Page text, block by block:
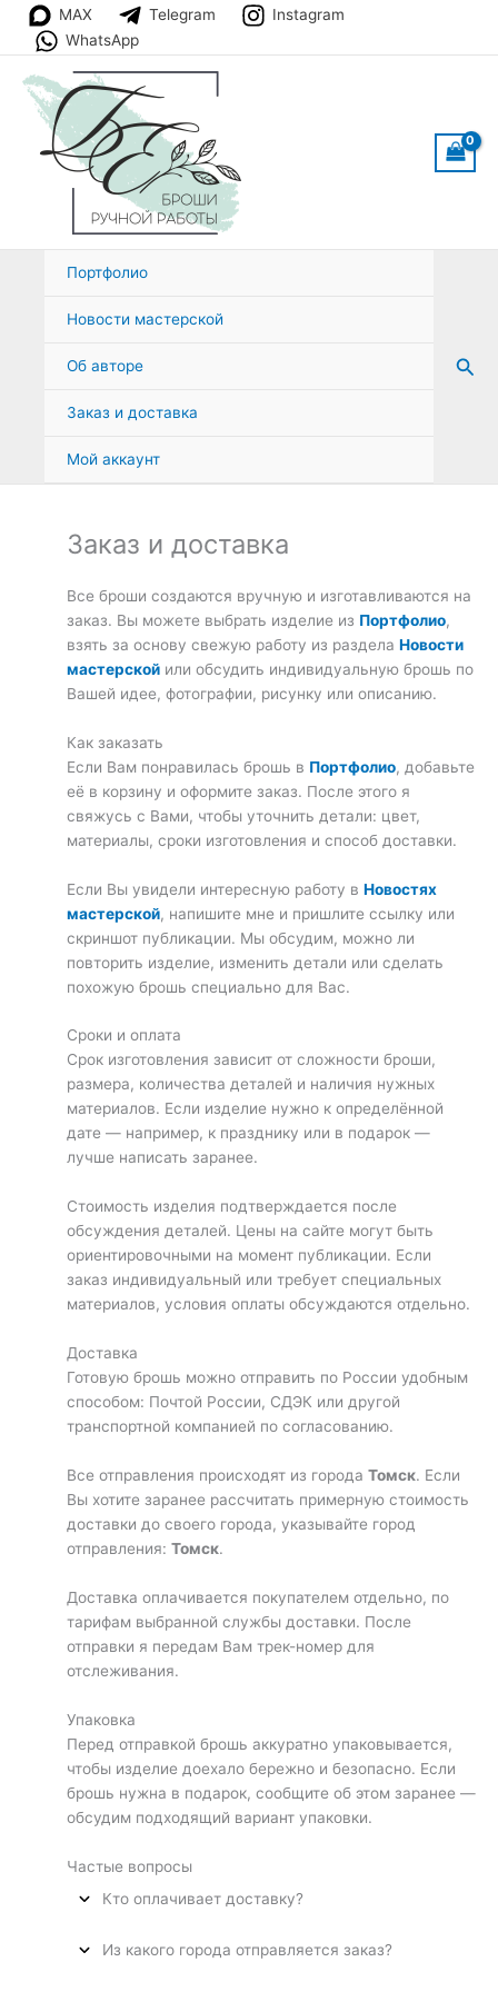
Перейти
содержимому
MAX Telegram
Instagram
WhatsApp
Портфолио
Новости мастерской
Об авторе
Заказ и доставка
Мой аккаунт
Заказ и доставка
Все броши создаются вручную и изготавливаются на
заказ. Вы можете выбрать изделие из Портфолио,
взять за основу свежую работу из раздела Новости
мастерской или обсудить индивидуальную брошь по
Вашей идее, фотографии, рисунку или описанию.
Как заказать
Если Вам понравилась брошь в Портфолио, добавьте
её в корзину и оформите заказ. После этого я
свяжусь с Вами, чтобы уточнить детали: цвет,
материалы, сроки изготовления и способ доставки.
Если Вы увидели интересную работу в Новостях
мастерской, напишите мне и пришлите ссылку или
скриншот публикации. Мы обсудим, можно ли
повторить изделие, изменить детали или сделать
похожую брошь специально для Вас.
Сроки и оплата
Срок изготовления зависит от сложности броши,
размера, количества деталей и наличия нужных
материалов. Если изделие нужно к определённой
дате — например, к празднику или в подарок —
лучше написать заранее.
Стоимость изделия подтверждается после
обсуждения деталей. Цены на сайте могут быть
ориентировочными на момент публикации. Если
заказ индивидуальный или требует специальных
материалов, условия оплаты обсуждаются отдельно.
Доставка
Готовую брошь можно отправить по России удобным
способом: Почтой России, СДЭК или другой
транспортной компанией по согласованию.
Все отправления происходят из города Томск. Если
Вы хотите заранее рассчитать примерную стоимость
доставки до своего города, указывайте город
отправления: Томск.
Доставка оплачивается покупателем отдельно, по
тарифам выбранной службы доставки. После
отправки я передам Вам трек-номер для
отслеживания.
Упаковка
Перед отправкой брошь аккуратно упаковывается,
чтобы изделие доехало бережно и безопасно. Если
брошь нужна в подарок, сообщите об этом заранее —
обсудим подходящий вариант упаковки.
Частые вопросы
Кто оплачивает доставку?
Из какого города отправляется заказ?